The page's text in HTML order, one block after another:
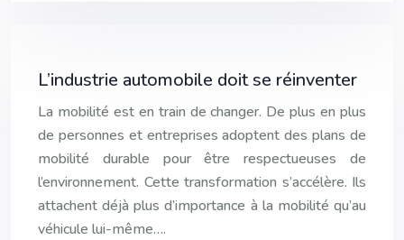
L’industrie automobile doit se réinventer
La mobilité est en train de changer. De plus en plus
de personnes et entreprises adoptent des plans de
mobilité durable pour être respectueuses de
l’environnement. Cette transformation s’accélère. Ils
attachent déjà plus d’importance à la mobilité qu’au
véhicule lui-même….